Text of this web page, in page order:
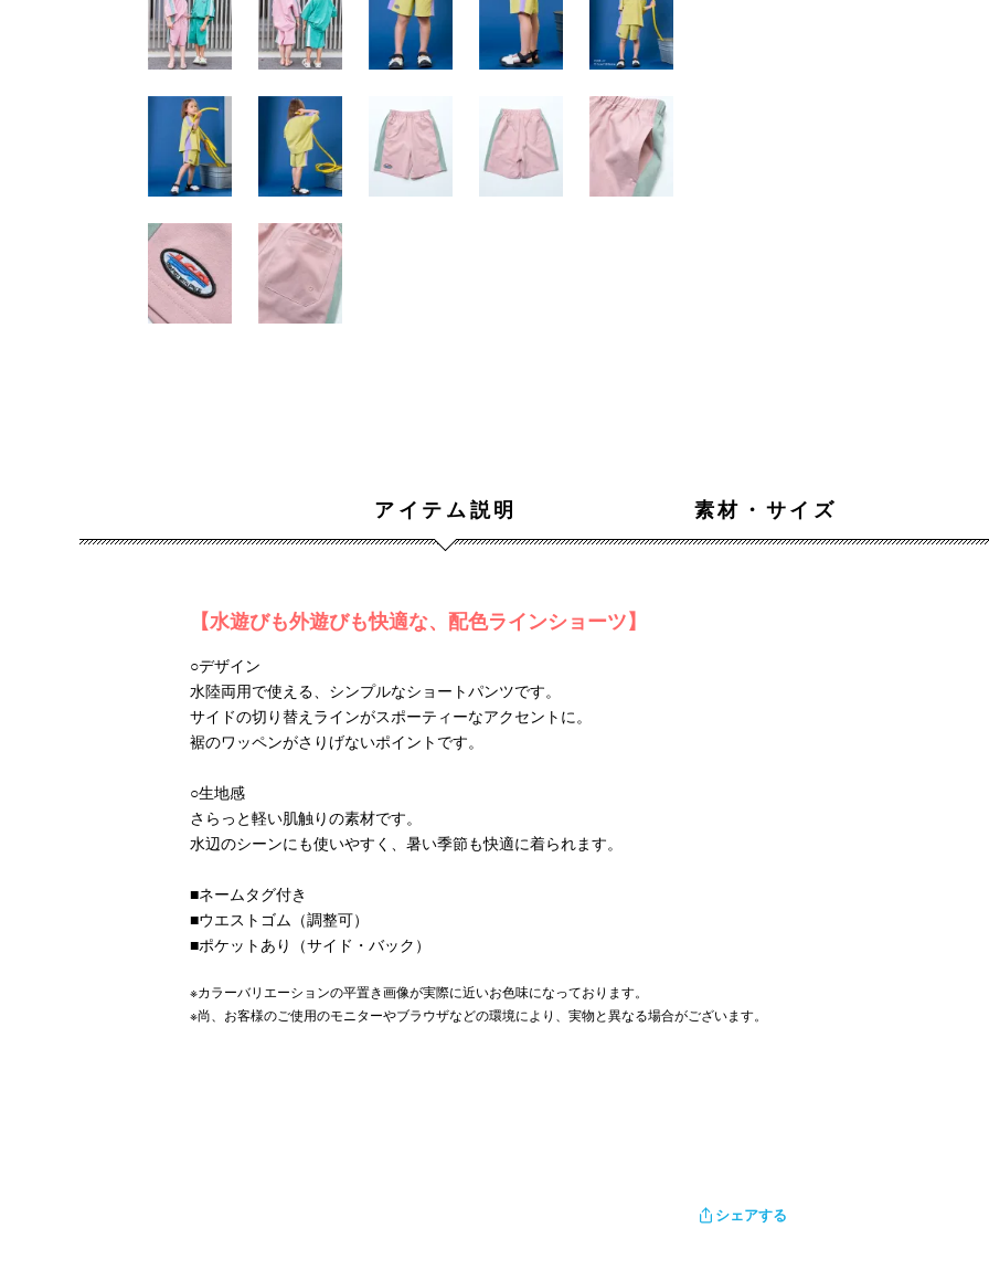
アイテム説明 素材・サイズ
【水遊びも外遊びも快適な、配色ラインショーツ】
○デザイン
水陸両用で使える、シンプルなショートパンツです。
サイドの切り替えラインがスポーティーなアクセントに。
裾のワッペンがさりげないポイントです。
○生地感
さらっと軽い肌触りの素材です。
水辺のシーンにも使いやすく、暑い季節も快適に着られます。
■ネームタグ付き
■ウエストゴム（調整可）
■ポケットあり（サイド・バック）
※カラーバリエーションの平置き画像が実際に近いお色味になっております。
※尚、お客様のご使用のモニターやブラウザなどの環境により、実物と異なる場合がございます。
シェアする